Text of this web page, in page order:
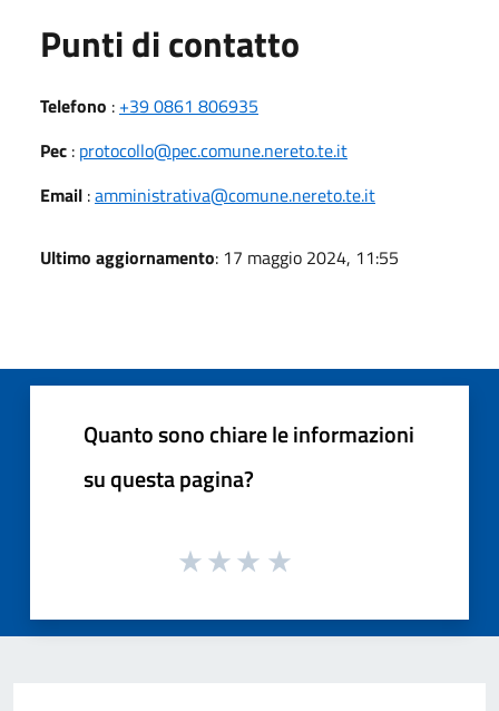
Punti di contatto
Telefono : +39 0861 806935
Pec : protocollo@pec.comune.nereto.te.it
Email :amministrativa@comune.nereto.te.it
Ultimo aggiornamento: 17 maggio 2024, 11:55
Quanto sono chiare le informazioni
su questa pagina?